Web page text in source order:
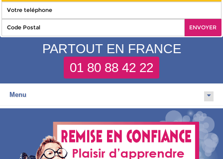
PARTOUT EN FRANCE
01 80 88 42 22
Menu